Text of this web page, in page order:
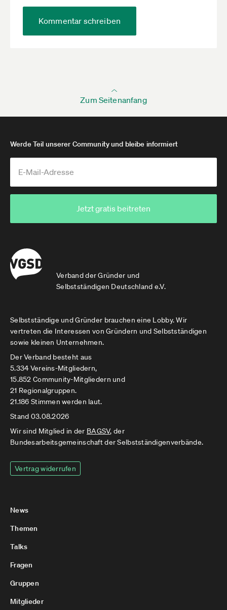
Herzliche Grüße
MaxKommentar schreiben
Zum Seitenanfang
Verband der Gründer und
Selbstständigen Deutschland e.V.
Werde Teil unserer Community und bleibe informiert
Jetzt gratis beitreten
Selbstständige und Gründer brauchen eine Lobby. Wir
vertreten die Interessen von Gründern und Selbstständigen
sowie kleinen Unternehmen.
Der Verband besteht aus
5.334 Vereins-Mitgliedern,
15.852 Community-Mitgliedern und
21 Regionalgruppen.
21.186 Stimmen werden laut.
Stand 03.08.2026
Wir sind Mitglied in der BAGSV, der
Bundesarbeitsgemeinschaft der Selbstständigenverbände.
Vertrag widerrufen
News
Themen
Talks
Fragen
Gruppen
Mitglieder